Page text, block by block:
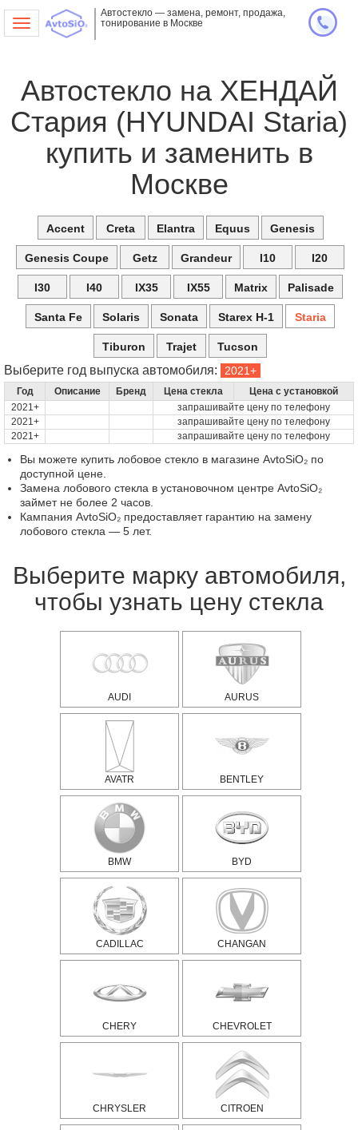
Toggle
Автостекло — замена, ремонт, продажа,
тонирование в Москве
Автостекло на ХЕНДАЙ
Стария (HYUNDAI Staria)
купить и заменить в
Москве
Accent Creta Elantra Equus Genesis
Genesis Coupe Getz Grandeur I10 I20
I30 I40 IX35 IX55 Matrix Palisade
Santa Fe Solaris Sonata Starex H-1 Staria
Tiburon Trajet Tucson
Выберите год выпуска автомобиля:
Год Описание Бренд Цена стекла
Цена с установкой
2021+
запрашивайте цену по телефону
2021+
запрашивайте цену по телефону
2021+
запрашивайте цену по телефону
Вы можете купить лобовое стекло в магазине AvtoSiO₂ по
доступной цене.
Замена лобового стекла в установочном центре AvtoSiO₂
займет не более 2 часов.
Кампания AvtoSiO₂ предоставляет гарантию на замену
лобового стекла — 5 лет.
Выберите марку автомобиля,
чтобы узнать цену стекла
AUDI AURUS
AVATR BENTLEY
BMW BYD
CADILLAC CHANGAN
CHERY CHEVROLET
CHRYSLER CITROEN